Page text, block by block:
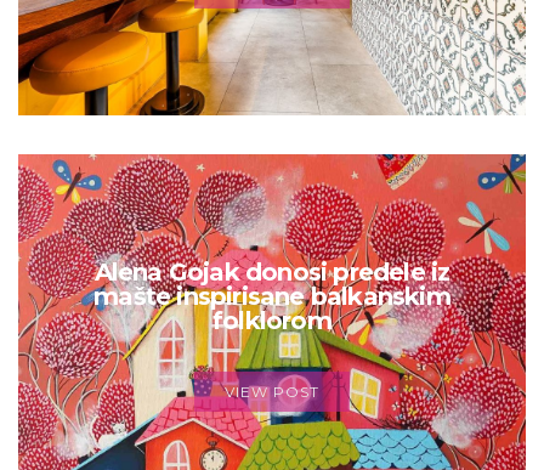
Alena Gojak donosi predele iz
mašte inspirisane balkanskim
folklorom
VIEW POST